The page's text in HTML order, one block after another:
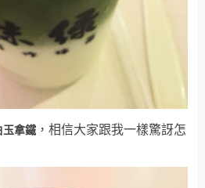
玉拿鐵 ，相信大家跟我一樣驚訝怎